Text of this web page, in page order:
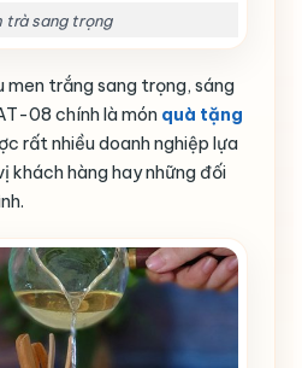
trà sang trọng
trắng sang trọng, sáng
08 chính là món quà tặng
rất nhiều doanh nghiệp lựa
khách hàng hay những đối